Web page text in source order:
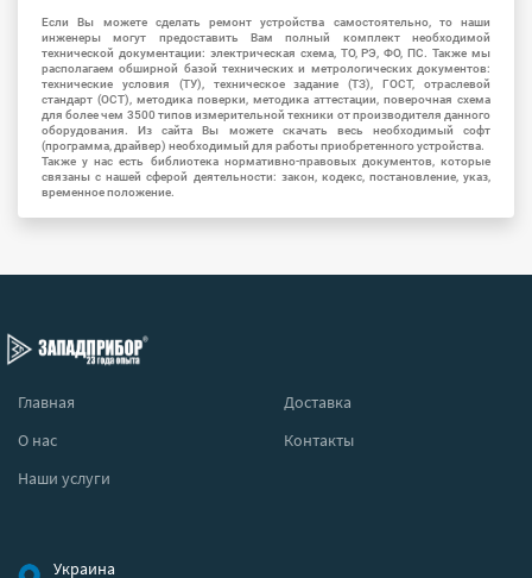
Если Вы можете сделать ремонт устройства самостоятельно, то наши
инженеры могут предоставить Вам полный комплект необходимой
технической документации: электрическая схема, ТО, РЭ, ФО, ПС. Также мы
располагаем обширной базой технических и метрологических документов:
технические условия (ТУ), техническое задание (ТЗ), ГОСТ, отраслевой
стандарт (ОСТ), методика поверки, методика аттестации, поверочная схема
для более чем 3500 типов измерительной техники от производителя данного
оборудования. Из сайта Вы можете скачать весь необходимый софт
(программа, драйвер) необходимый для работы приобретенного устройства.
Также у нас есть библиотека нормативно-правовых документов, которые
связаны с нашей сферой деятельности: закон, кодекс, постановление, указ,
временное положение.
Главная
Доставка
О нас
Контакты
Наши услуги
Украина